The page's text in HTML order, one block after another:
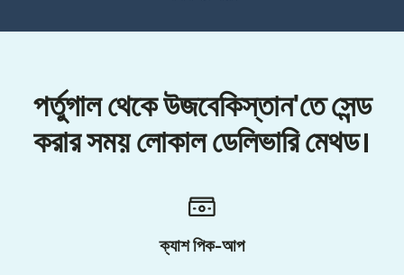
পর্তুগাল থেকে উজবেকিস্তান'তে সেন্ড
করার সময় লোকাল ডেলিভারি মেথড।
ক্যাশ পিক-আপ